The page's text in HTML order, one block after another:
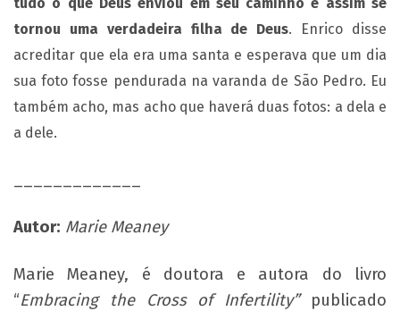
tornou uma verdadeira filha de Deus. Enrico disse
acreditar que ela era uma santa e esperava que um dia
sua foto fosse pendurada na varanda de São Pedro. Eu
também acho, mas acho que haverá duas fotos: a dela e
a dele.
Autor: Marie Meaney
Marie Meaney, é doutora e autora do livro
“Embracing the Cross of Infertility”publicado